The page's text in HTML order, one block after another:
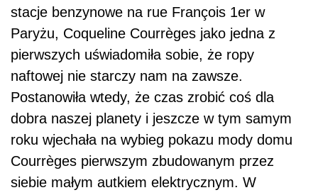
stacje benzynowe na rue François 1er w
Paryżu, Coqueline Courrèges jako jedna z
pierwszych uświadomiła sobie, że ropy
naftowej nie starczy nam na zawsze.
Postanowiła wtedy, że czas zrobić coś dla
dobra naszej planety i jeszcze w tym samym
roku wjechała na wybieg pokazu mody domu
Courrèges pierwszym zbudowanym przez
siebie małym autkiem elektrycznym. W